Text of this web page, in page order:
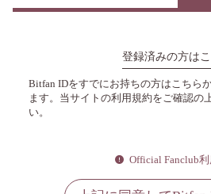
登録済みの方は
Bitfan IDをすでにお持ちの方はこちら
ます。 当サイトの利用規約をご確認の
い。
Official Fanclub